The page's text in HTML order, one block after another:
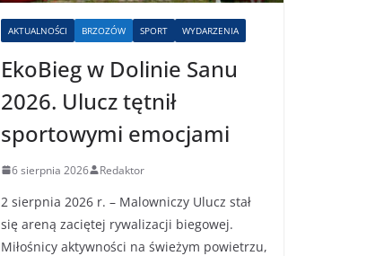
AKTUALNOŚCI BRZOZÓW SPORT WYDARZENIA
EkoBieg w Dolinie Sanu
2026. Ulucz tętnił
sportowymi emocjami
6 sierpnia 2026 Redaktor
2 sierpnia 2026 r. – Malowniczy Ulucz stał
się areną zaciętej rywalizacji biegowej.
Miłośnicy aktywności na świeżym powietrzu,